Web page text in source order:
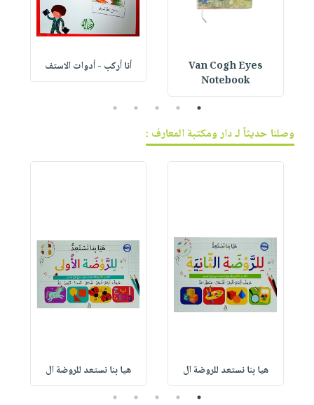
Van Cogh Eyes
Notebook
أنا أركب - أدوات الاستف
1
2
3
4
5
وصلنا حديثاً لـ دار ومكتبة المعارف :
هيا بنا نستعد للروضة ال هيا بنا نستعد للروضة ال
1
2
3
4
5